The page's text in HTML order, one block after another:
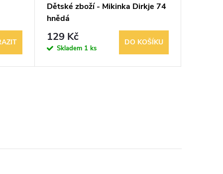
Dětské zboží - Mikinka Dirkje 74
hnědá
129 Kč
Skladem 1 ks
DO KOŠÍKU